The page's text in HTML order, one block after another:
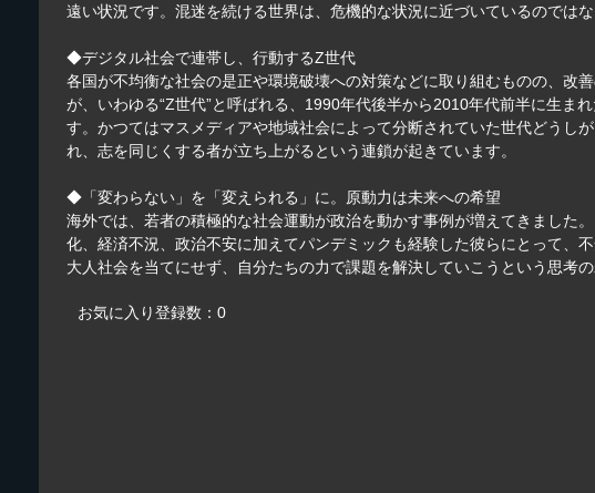
遠い状況です。混迷を続ける世界は、危機的な状況に近づいているのではな
◆デジタル社会で連帯し、行動するZ世代
各国が不均衡な社会の是正や環境破壊への対策などに取り組むものの、改
が、いわゆる“Z世代”と呼ばれる、1990年代後半から2010年代前半に生ま
す。かつてはマスメディアや地域社会によって分断されていた世代どうし
れ、志を同じくする者が立ち上がるという連鎖が起きています。
◆「変わらない」を「変えられる」に。原動力は未来への希望
海外では、若者の積極的な社会運動が政治を動かす事例が増えてきました
化、経済不況、政治不安に加えてパンデミックも経験した彼らにとって、
大人社会を当てにせず、自分たちの力で課題を解決していこうという思考
お気に入り登録数：0